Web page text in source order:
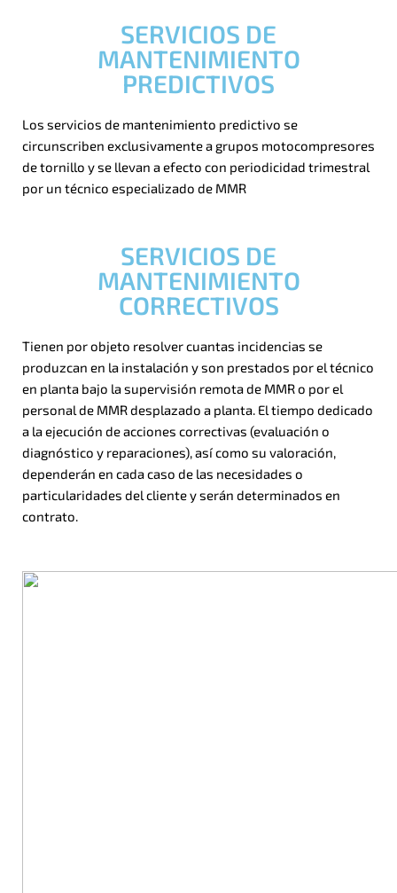
SERVICIOS DE
MANTENIMIENTO
PREDICTIVOS
Los servicios de mantenimiento predictivo se
circunscriben exclusivamente a grupos motocompresores
de tornillo y se llevan a efecto con periodicidad trimestral
por un técnico especializado de MMR
SERVICIOS DE
MANTENIMIENTO
CORRECTIVOS
Tienen por objeto resolver cuantas incidencias se
produzcan en la instalación y son prestados por el técnico
en planta bajo la supervisión remota de MMR o por el
personal de MMR desplazado a planta. El tiempo dedicado
a la ejecución de acciones correctivas (evaluación o
diagnóstico y reparaciones), así como su valoración,
dependerán en cada caso de las necesidades o
particularidades del cliente y serán determinados en
contrato.